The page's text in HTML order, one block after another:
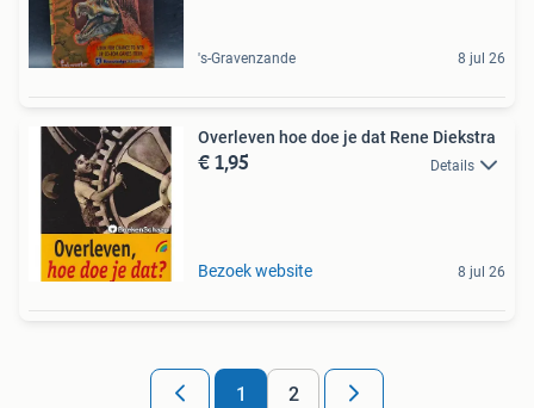
's-Gravenzande 8 jul 26
Overleven hoe doe je dat Rene Diekstra
€ 1,95 Details
Bezoek website 8 jul 26
1 2